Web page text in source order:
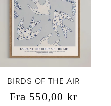
BIRDS OF THE AIR
Vanlig
Fra 550,00 kr